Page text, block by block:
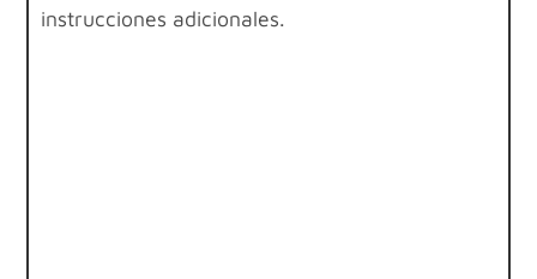
instrucciones adicionales.